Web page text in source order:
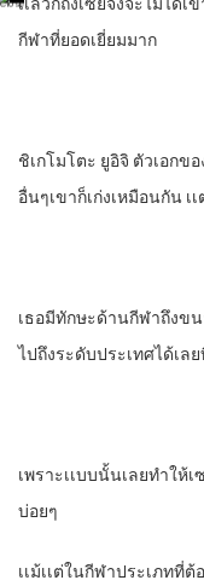
กีฬาที่ยอดเยี่ยมมาก
ชิเกโมโตะ​ ยูอิจิ ตัวเอกข
อื่นๆเขาก็เก่งเหมือนกัน เ
เธอมีทักษะด้านกีฬาถึงข
ไปถึงระดับประเทศ​ได้เลย
เพราะเเบบนั้นเลยทําให้
บ่อยๆ
เเม้เเต่ในกีฬา​ประเภท​ที่